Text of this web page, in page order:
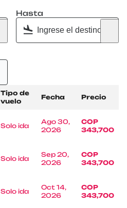
Hasta
Tipo de
vuelo
Fecha Precio
Solo ida
Ago 30,
2026
COP
343,700
Solo ida
Sep 20,
2026
COP
343,700
Solo ida
Oct 14,
2026
COP
343,700